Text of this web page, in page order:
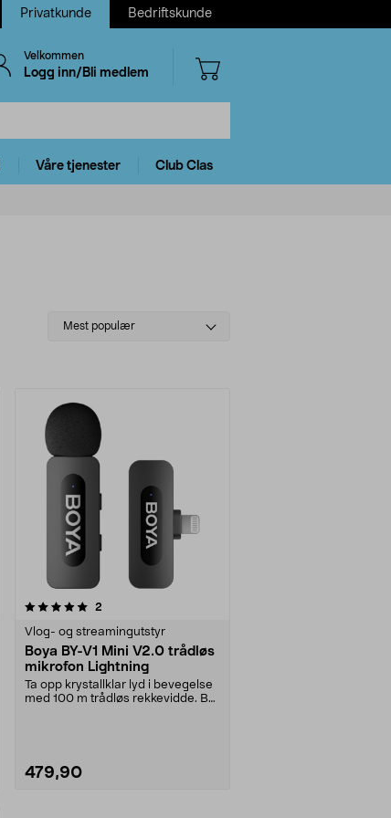
Privatkunde Bedriftskunde
Velkommen
Logg inn/Bli medlem
Våre tjenester Club Clas
Select
Mest populær
2
Vlog- og streamingutstyr
Boya BY-V1 Mini V2.0 trådløs
mikrofon Lightning
Ta opp krystallklar lyd i bevegelse
med 100 m trådløs rekkevidde. BY-
479,90